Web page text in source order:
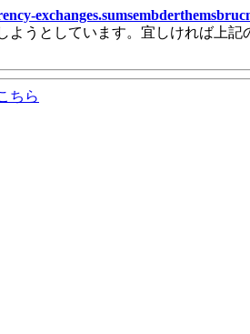
ようとしています。宜しければ上
ちら